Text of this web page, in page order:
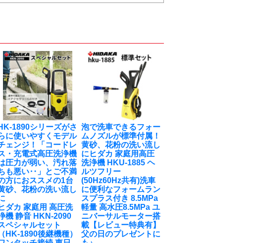
1890シリーズがさ
に使いやすくモデル
ェンジ！「コードレ
・充電式高圧洗浄機
圧力が弱い、汚れ落
も悪い‥」とご不満
方におススメの1台
砂、花粉の洗い流し
ダカ 家庭用 高圧洗
機 静音 HKN-2090
ペシャルセット
（HK-1890後継機種）
泡で洗車できるフォー
ムノズルが標準付属！
黄砂、花粉の洗い流し
に ヒダカ 家庭用高圧
洗浄機 HKU-1885 ヘ
ルツフリー
(50Hz60Hz共有)洗車
に便利なフォームラン
スプラス付き 8.5MPa
軽量 高水圧8.5MPa ユ
ニバーサルモーター搭
載【レビュー特典有】
父の日のプレゼントに